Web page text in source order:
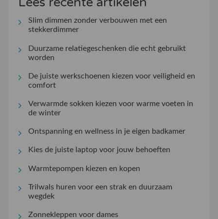
Slim dimmen zonder verbouwen met een
stekkerdimmer
Duurzame relatiegeschenken die echt gebruikt
worden
De juiste werkschoenen kiezen voor veiligheid en
comfort
Verwarmde sokken kiezen voor warme voeten in
de winter
Ontspanning en wellness in je eigen badkamer
Kies de juiste laptop voor jouw behoeften
Warmtepompen kiezen en kopen
Trilwals huren voor een strak en duurzaam
wegdek
Zonnekleppen voor dames